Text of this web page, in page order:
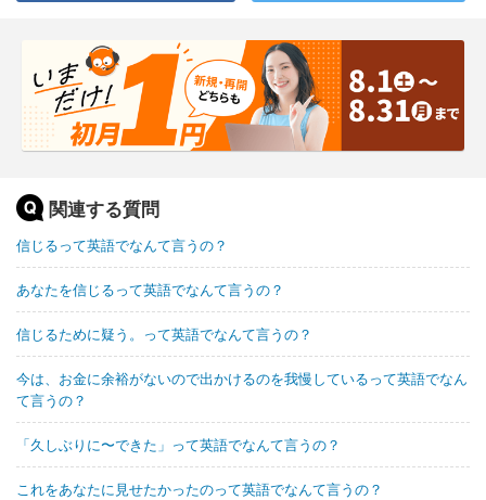
関連する質問
信じるって英語でなんて言うの？
あなたを信じるって英語でなんて言うの？
信じるために疑う。って英語でなんて言うの？
今は、お金に余裕がないので出かけるのを我慢しているって英語でなん
て言うの？
「久しぶりに〜できた」って英語でなんて言うの？
これをあなたに見せたかったのって英語でなんて言うの？